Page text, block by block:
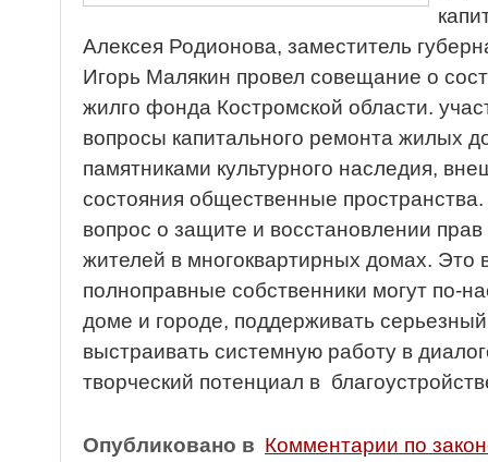
Алексея Родионова, заместитель
Игорь Малякин провел совещание о
жилго фонда Костромской области.
вопросы капитального ремонта жилых
памятниками культурного наследия,
состояния общественные
вопрос о защите и восстановлении
жителей в многоквартирных домах. Это
полноправные собственники могут по-
доме и городе, поддерживать
выстраивать системную работу в
творческий потенциал в
Опубликовано в Комментарии по